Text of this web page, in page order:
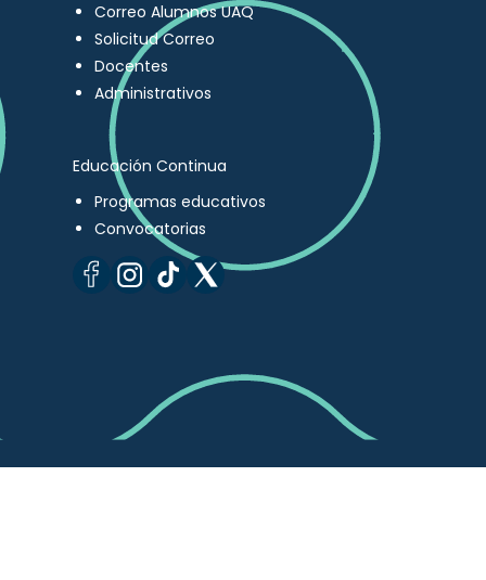
Correo Alumnos UAQ
Solicitud Correo
Docentes
Administrativos
Educación Continua
Programas educativos
Convocatorias